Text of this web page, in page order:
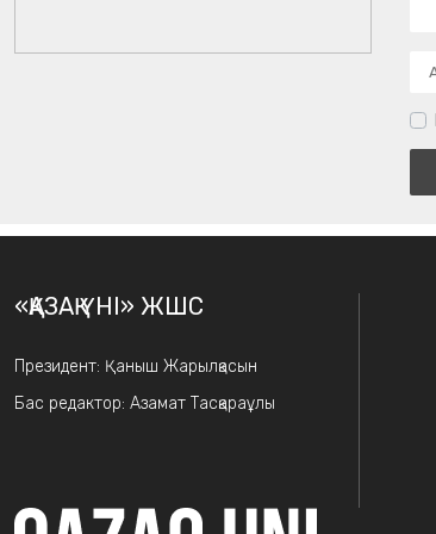
«ҚАЗАҚ ҮНІ» ЖШС
Президент: Қаныш Жарылқасын
Бас редактор: Азамат Тасқараұлы